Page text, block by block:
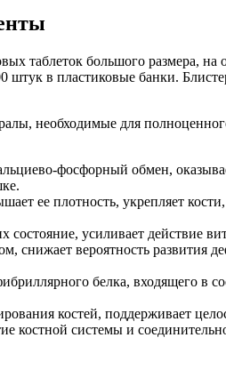
таблеток большого размера,
штук в пластиковые банки.
необходимые для
фосфорный обмен,
ее плотность, укрепляет
состояние, усиливает действие
снижает вероятность
белка, входящего в
костей, поддерживает
костной системы и